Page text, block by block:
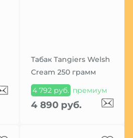
Табак Tangiers Welsh
Cream 250 грамм
4 792 руб. премиум
4 890 руб.